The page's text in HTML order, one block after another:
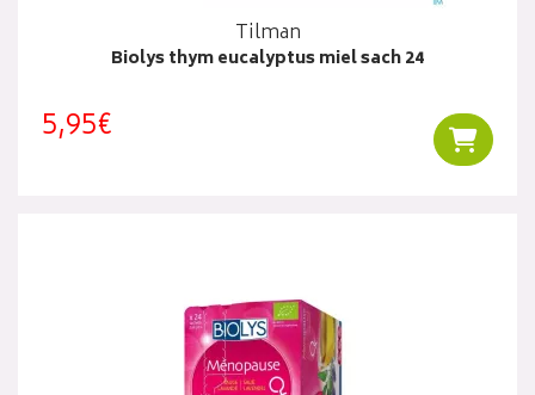
Tilman
Biolys thym eucalyptus miel sach 24
5,95€